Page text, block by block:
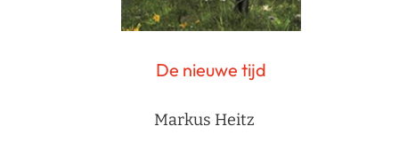
De nieuwe tijd
Markus Heitz